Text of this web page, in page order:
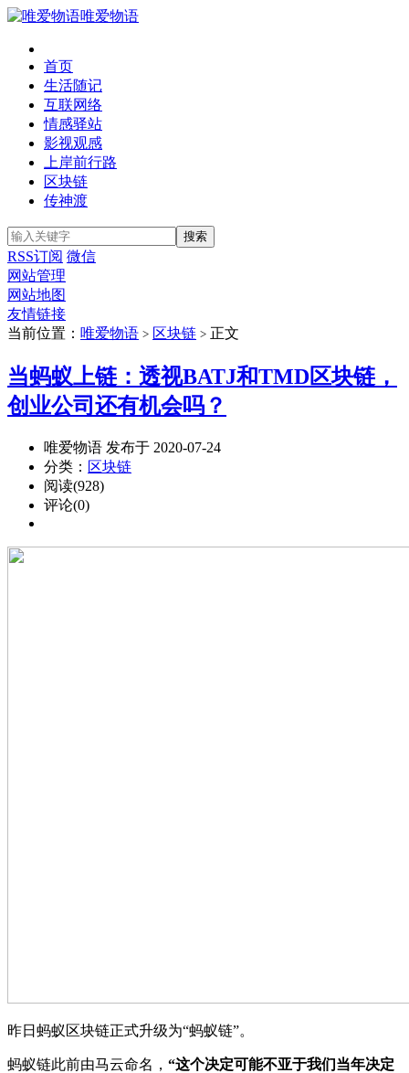
唯爱物语
首页
生活随记
互联网络
情感驿站
影视观感
上岸前行路
区块链
传神渡
RSS订阅 微信
网站管理
网站地图
友情链接
当前位置： 唯爱物语 > 区块链 > 正文
当蚂蚁上链：透视BATJ和TMD区块链，
创业公司还有机会吗？
唯爱物语 发布于 2020-07-24
分类： 区块链
阅读(928)
评论(0)
昨日蚂蚁区块链正式升级为“蚂蚁链”。
蚂蚁链此前由马云命名， “这个决定可能不亚于我们当年决定